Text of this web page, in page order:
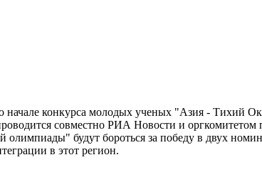
конкурса молодых ученых "Азия - Тихий
совместно РИА Новости и
будут бороться за победу в двух
в этот регион.